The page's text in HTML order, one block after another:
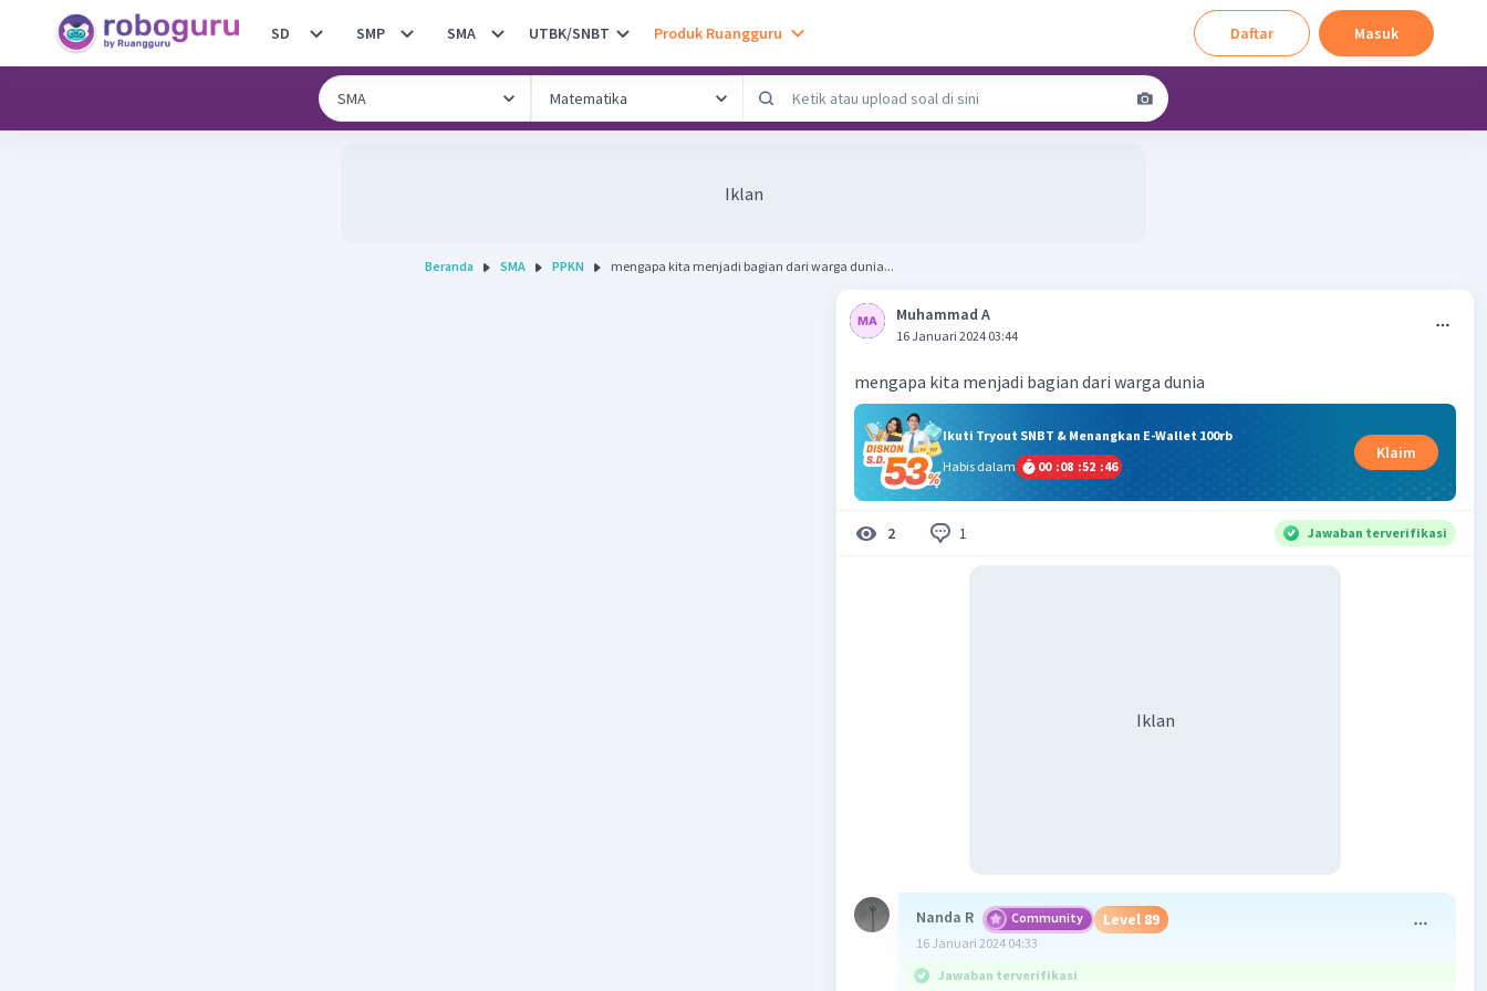
SD SMP SMA UTBK/SNBT Produk Ruangguru Daftar Masuk
Iklan
Beranda SMA PPKN mengapa kita menjadi bagian dari warga dunia...
Muhammad A
16 Januari 2024 03:44
mengapa kita menjadi bagian dari warga dunia
Ikuti Tryout SNBT & Menangkan E-Wallet 100rb
Habis dalam
00 :08 :52 :45
Klaim
2 1 Jawaban terverifikasi
Iklan
Nanda R Community Level 89
16 Januari 2024 04:33
Jawaban terverifikasi